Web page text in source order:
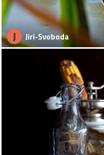
J Jiri-Svoboda